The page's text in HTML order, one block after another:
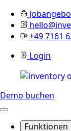
+49 7161
Login
Demo buchen
Funktionen